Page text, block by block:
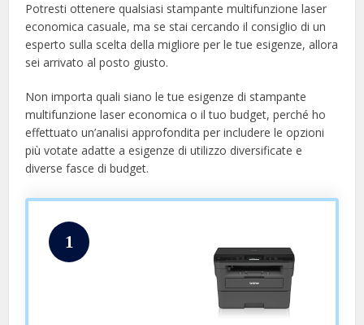
Potresti ottenere qualsiasi stampante multifunzione laser
economica casuale, ma se stai cercando il consiglio di un
esperto sulla scelta della migliore per le tue esigenze, allora
sei arrivato al posto giusto.
Non importa quali siano le tue esigenze di stampante
multifunzione laser economica o il tuo budget, perché ho
effettuato un’analisi approfondita per includere le opzioni
più votate adatte a esigenze di utilizzo diversificate e
diverse fasce di budget.
1